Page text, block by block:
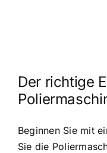
Der richtige
Beginnen Sie mit
Sie die